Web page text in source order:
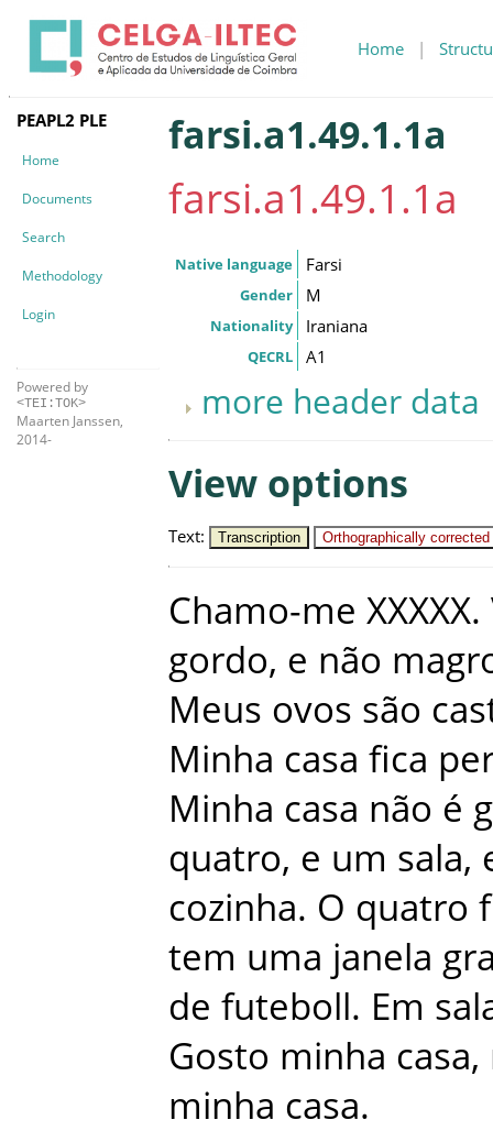
Home |
PEAPL2 PLE
Home
Documents
Search
Methodology
Login
Powered by
<TEI:TOK>
Maarten Janssen,
2014-
farsi.a1.49.1.1a
farsi.a1.49.1.1a
Native language Farsi
Gender M
Nationality Iraniana
QECRL A1
more header data
View options
Text: Transcription Orthographically
Chamo-me XXXXX.
gordo, e não
Meus ovos são
Minha casa fica
Minha casa não é
quatro, e um sala,
cozinha. O quatro
tem uma janela
de futeboll. Em
Gosto minha casa,
minha casa.